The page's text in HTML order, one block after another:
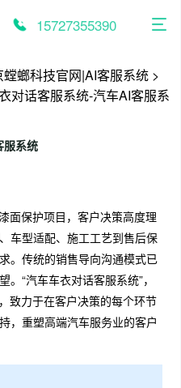
15727355390
螂科技官网|AI客服系统 >
对话客服系统-汽车AI客服系
服系统
面保护项目，客户决策高度理
车型适配、施工工艺到售后保
。传统的销售导向沟通模式已
“汽车车衣对话客服系统”，
致力于在客户决策的每个环节
，重塑高端汽车服务业的客户